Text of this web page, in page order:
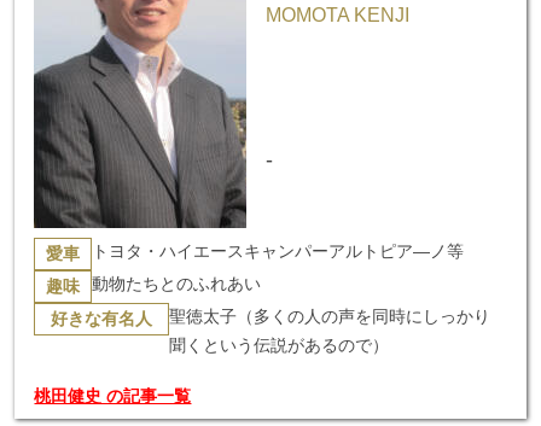
MOMOTA KENJI
-
愛車 トヨタ・ハイエースキャンパーアルトピア―ノ等
趣味 動物たちとのふれあい
好きな有名人
聖徳太子（多くの人の声を同時にしっかり
聞くという伝説があるので）
桃田健史 の記事一覧